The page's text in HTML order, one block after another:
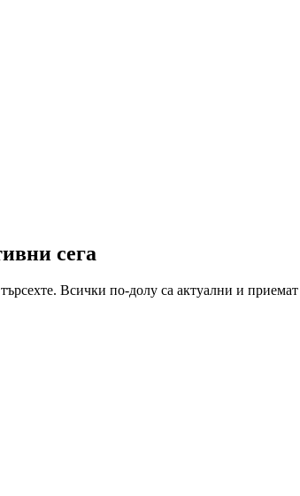
сега
Всички по-долу са актуални и приемат